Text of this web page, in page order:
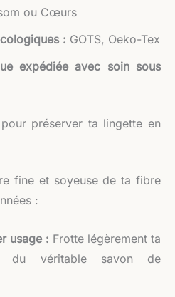
ou Cœurs
: GOTS, Oeko-Tex
expédiée avec soin sous
préserver ta lingette en
fine et soyeuse de ta fibre
:
usage : Frotte légèrement ta
du véritable savon de